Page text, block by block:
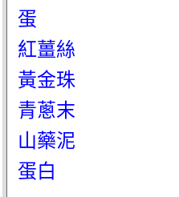
蛋
紅薑絲
黃金珠
青蔥末
山藥泥
蛋白